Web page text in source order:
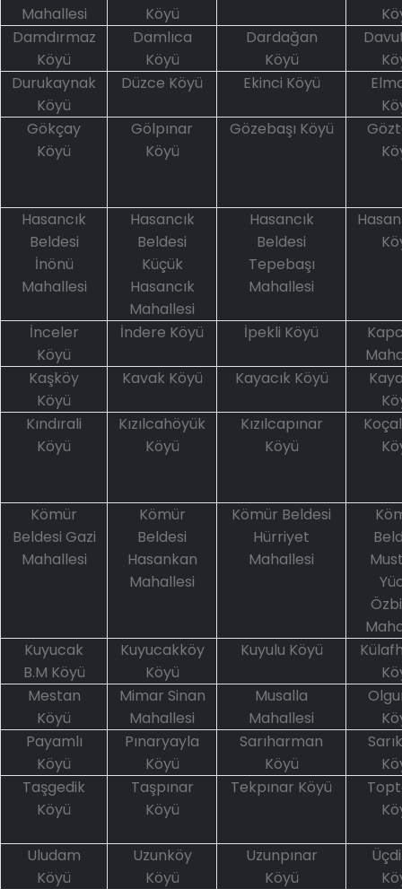
Mahallesi
Köyü
Damdırmaz
Köyü
Damlıca
Köyü
Dardağan
Köyü
Durukaynak
Köyü
Düzce Köyü Ekinci Köyü
Gökçay
Köyü
Gölpınar
Köyü
Gözebaşı Köyü
Hasancık
Beldesi
İnönü
Mahallesi
Hasancık
Beldesi
Küçük
Hasancık
Mahallesi
Hasancık
Beldesi
Tepebaşı
Mahallesi
İnceler
Köyü
İndere Köyü İpekli Köyü
Kaşköy
Köyü
Kavak Köyü Kayacık Köyü
Kındırali
Köyü
Kızılcahöyük
Köyü
Kızılcapınar
Köyü
Kömür
Beldesi Gazi
Mahallesi
Kömür
Beldesi
Hasankan
Mahallesi
Kömür Beldesi
Hürriyet
Mahallesi
Kuyucak
B.M Köyü
Kuyucakköy
Köyü
Kuyulu Köyü
Mestan
Köyü
Mimar Sinan
Mahallesi
Musalla
Mahallesi
Payamlı
Köyü
Pınaryayla
Köyü
Sarıharman
Köyü
Taşgedik
Köyü
Taşpınar
Köyü
Tekpınar Köyü
Uludam
Köyü
Uzunköy
Köyü
Uzunpınar
Köyü